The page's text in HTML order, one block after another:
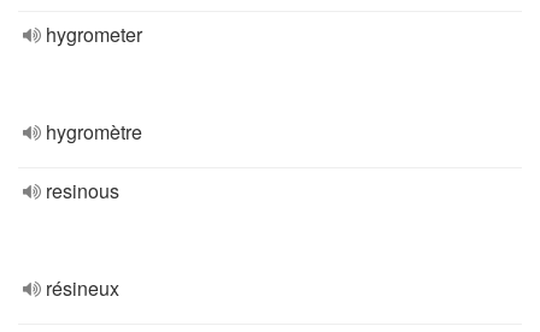
hygrometer
hygromètre
resinous
résineux